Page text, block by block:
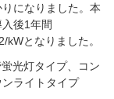
になりました。本
後1年間
となりました。
光灯タイプ、コン
ライトタイプ